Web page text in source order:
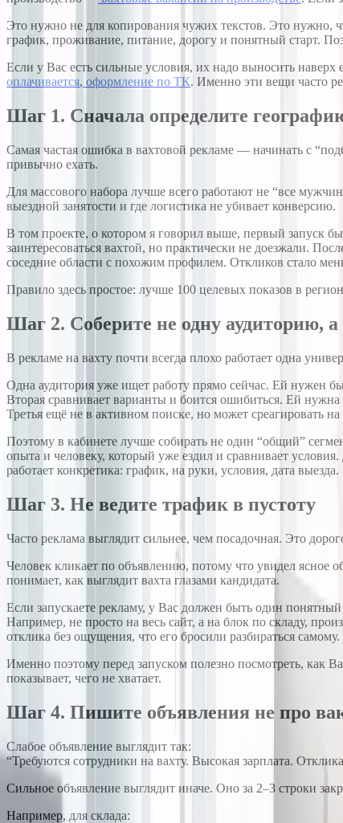
Это нужно не для копирования чужих текстов. Это нужно,
график, проживание, питание, дорогу и понятный старт.
Если у Вас есть сильные условия, их надо выносить
оплачивается, оформление по ТК. Именно эти вещи часто
Шаг 1. Сначала определите
Самая частая ошибка в вахтовой рекламе — начинать с
привычно ехать.
Для массового набора лучше всего работают не “все
выездной занятости и где логистика не убивает конверсию.
В том проекте, о котором я говорил выше, первый запуск
заинтересоваться вахтой, но практически не доезжали.
соседние области с похожим профилем. Откликов стало
Правило здесь простое: лучше 100 целевых показов в
Шаг 2. Соберите не одну аудиторию, а
В рекламе на вахту почти всегда плохо работает одна
Одна аудитория уже ищет работу прямо сейчас. Ей нужен
Вторая сравнивает варианты и боится ошибиться. Ей
Третья ещё не в активном поиске, но может среагировать
Поэтому в кабинете лучше собирать не один “общий”
опыта и человеку, который уже ездил и сравнивает
работает конкретика: график, на руки, условия, дата выезда.
Шаг 3. Не ведите трафик в пустоту
Часто реклама выглядит сильнее, чем посадочная. Это
Человек кликает по объявлению, потому что увидел ясное
понимает, как выглядит вахта глазами кандидата.
Если запускаете рекламу, у Вас должен быть один
Например, не просто на весь сайт, а на блок по складу,
отклика без ощущения, что его бросили разбираться самому.
Именно поэтому перед запуском полезно посмотреть, как
показывает, чего не хватает.
Шаг 4. Пишите объявления не про
Слабое объявление выглядит так:
“Требуются сотрудники на вахту. Высокая зарплата.
Сильное объявление выглядит иначе. Оно за 2–3 строки
Например, для склада: